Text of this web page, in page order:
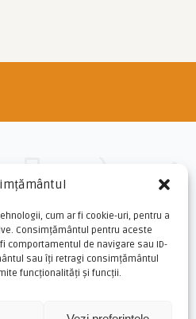
cum ar fi cookie-uri, pentru a
Consimțământul pentru aceste
comportamentul de navigare sau ID-
sau îți retragi consimțământul
funcționalități și funcții.